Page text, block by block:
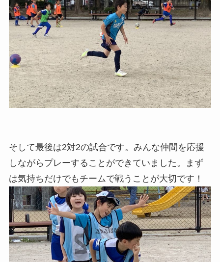
そして最後は2対2の試合です。みんな仲間を応援
しながらプレーすることができていました。まず
は気持ちだけでもチームで戦うことが大切です！